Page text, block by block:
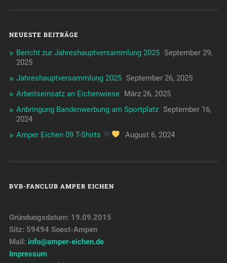
NEUESTE BEITRÄGE
Bericht zur Jahreshauptversammlung 2025 September 29,
2025
Jahreshauptversammlung 2025 September 26, 2025
Arbeitseinsatz an Eichenwiese März 26, 2025
Anbringung Bandenwerbung am Sportplatz September 16,
2024
Amper Eichen 09 T-Shirts
August 6, 2024
BVB-FANCLUB AMPER EICHEN
Gründungsdatum: 19.09.2015
Sitz: 59494 Soest-Ampen
Mail: info@amper-eichen.de
Impressum